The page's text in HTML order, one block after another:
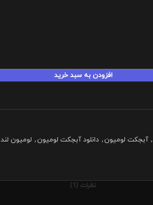
افزودن به سبد خرید
, آبجکت لومیون, دانلود آبجکت لومیون, لومیون لند
نظرات (1)